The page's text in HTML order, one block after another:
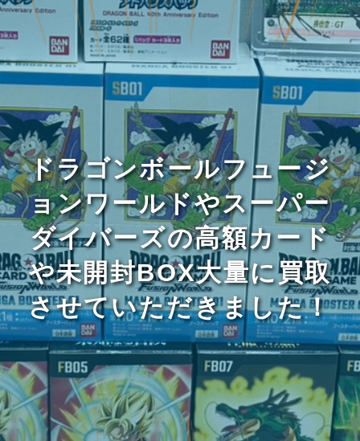
ドラゴンボールフュージ
ョンワールドやスーパー
ダイバーズの高額カード
や未開封BOX大量に買取
させていただきました！